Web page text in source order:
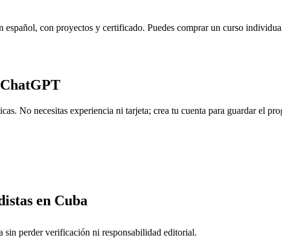
español, con proyectos y certificado. Puedes comprar un curso
No necesitas experiencia ni tarjeta; crea tu cuenta para guardar el
en Cuba
perder verificación ni responsabilidad editorial.